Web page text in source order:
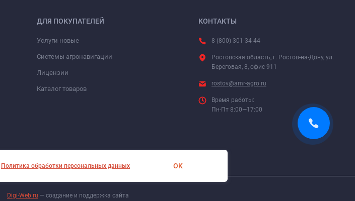
ДЛЯ ПОКУПАТЕЛЕЙ
Услуги новые
Системы агронавигации
Лицензии
Каталог товаров
КОНТАКТЫ
8 (800) 301-34-44
Ростовская область, г. Ростов-на-Дону, ул.
Береговая, 8, офис 911
rostov@amr-agro.ru
Время работы:
Пн-Пт 8:00—17:00
Digi-Web.ru — создание и поддержка сайта
Политика обработки персональных данных OK